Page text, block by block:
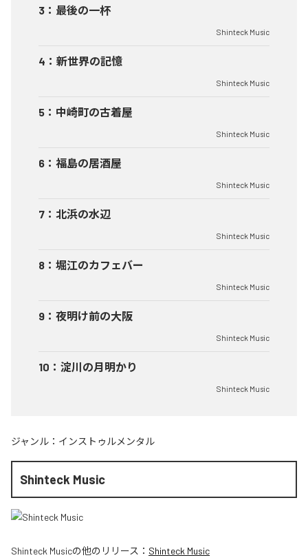
3 ： 最後の一杯
Shinteck Music
4 ： 新世界の記憶
Shinteck Music
5 ： 中崎町の古着屋
Shinteck Music
6 ： 福島の居酒屋
Shinteck Music
7 ： 北浜の水辺
Shinteck Music
8 ： 堀江のカフェバー
Shinteck Music
9 ： 夜明け前の大阪
Shinteck Music
10 ： 淀川の月明かり
Shinteck Music
ジャンル： インストゥルメンタル
Shinteck Music
Shinteck Musicの他のリリース： Shinteck Music